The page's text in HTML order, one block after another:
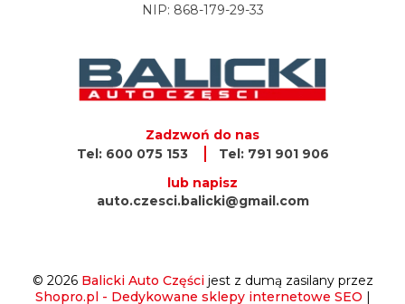
NIP: 868-179-29-33
Zadzwoń do nas
Tel: 600 075 153
Tel: 791 901 906
lub napisz
auto.czesci.balicki@gmail.com
© 2026 Balicki Auto Częścijest z dumą zasilany przez
Shopro.pl - Dedykowane sklepy internetowe SEO